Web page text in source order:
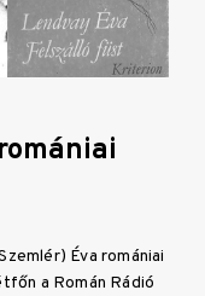
Éva romániai
a Román Rádió